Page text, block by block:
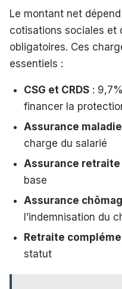
Le montant net
cotisations sociales et
obligatoires. Ces
essentiels :
CSG et CRDS :
financer la
Assurance maladie
charge du salarié
Assurance retraite
base
Assurance
l’indemnisation du
Retraite
statut